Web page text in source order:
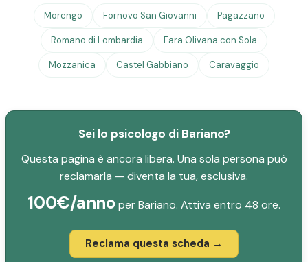
Morengo Fornovo San Giovanni Pagazzano
Romano di Lombardia Fara Olivana con Sola
Mozzanica Castel Gabbiano Caravaggio
Sei lo psicologo di Bariano?
Questa pagina è ancora libera. Una sola persona può
reclamarla — diventa la tua, esclusiva.
100€/annoper Bariano. Attiva entro 48 ore.
Reclama questa scheda →